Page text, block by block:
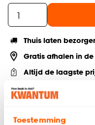
Toestemming
Thuis laten
Gratis afhalen in
Altijd de laagste
Deel jouw product &